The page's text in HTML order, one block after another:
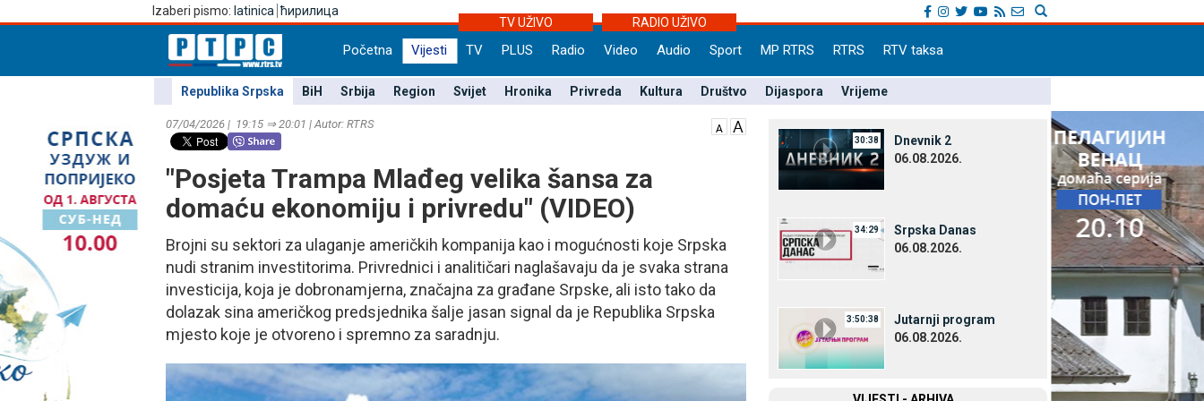
Izaberi pismo: latinica ћирилица
TV UŽIVO
RADIO UŽIVO
Početna Vijesti TV PLUS Radio Video Audio Sport MP RTRS RTRS RTV taksa
Republika Srpska BiH Srbija Region Svijet Hronika Privreda Kultura Društvo Dijaspora Vrijeme
07/04/2026 | 19:15 ⇒ 20:01 | Autor: RTRS
"Posjeta Trampa Mlađeg velika šansa za
domaću ekonomiju i privredu" (VIDEO)
Brojni su sektori za ulaganje američkih kompanija kao i mogućnosti koje Srpska
nudi stranim investitorima. Privrednici i analitičari naglašavaju da je svaka strana
investicija, koja je dobronamjerna, značajna za građane Srpske, ali isto tako da
dolazak sina američkog predsjednika šalje jasan signal da je Republika Srpska
mjesto koje je otvoreno i spremno za saradnju.
30:38
Dnevnik 2
06.08.2026.
34:29
Srpska Danas
06.08.2026.
3:50:38
Јutarnji program
06.08.2026.